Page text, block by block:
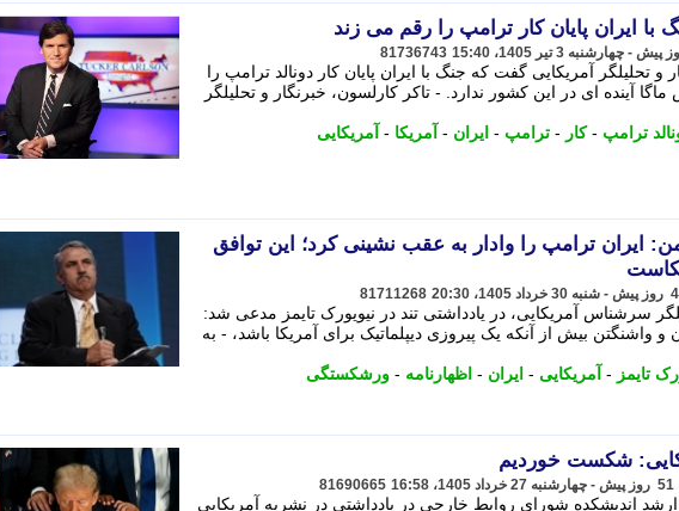
با ایران پایان کار ترامپ را رقم می زند
81736743
و تحلیلگر آمریکایی گفت که جنگ با ایران پایان کار دونالد ترامپ را
آینده ای در این کشور ندارد. - تاکر کارلسون، خبرنگار و تحلیلگر
ترامپ -کار - ترامپ - ایران - آمریکا - آمریکایی
ایران ترامپ را وادار به عقب نشینی کرد؛ این توافق
1405، 20:30 81711268
سرشناس آمریکایی، در یادداشتی تند در نیویورک تایمز مدعی شد:
و واشنگتن بیش از آنکه یک پیروزی دیپلماتیک برای آمریکا باشد، - به
تایمز - آمریکایی - ایران - اظهارنامه - ورشکستگی
شکست خوردیم
51 روز پیش - چهارشنبه 27 خرداد 1405، 16:58 81690665
اندیشکده شورای روابط خارجی در یادداشتی در نشریه آمریکایی